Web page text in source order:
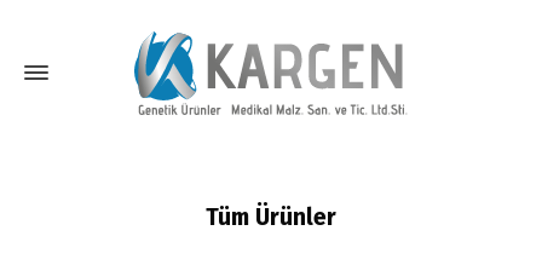
Tüm Ürünler